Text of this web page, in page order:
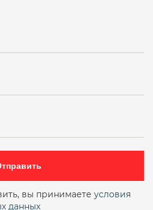
вы принимаете условия
данных